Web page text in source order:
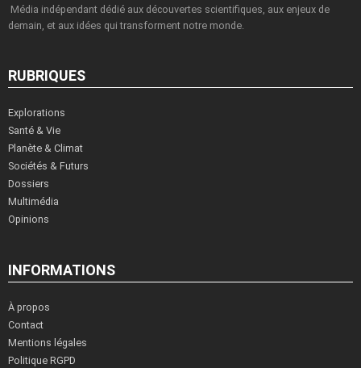
Média indépendant dédié aux découvertes scientifiques, aux enjeux de
demain, et aux idées qui transforment notre monde.
RUBRIQUES
Explorations
Santé & Vie
Planète & Climat
Sociétés & Futurs
Dossiers
Multimédia
Opinions
INFORMATIONS
À propos
Contact
Mentions légales
Politique RGPD